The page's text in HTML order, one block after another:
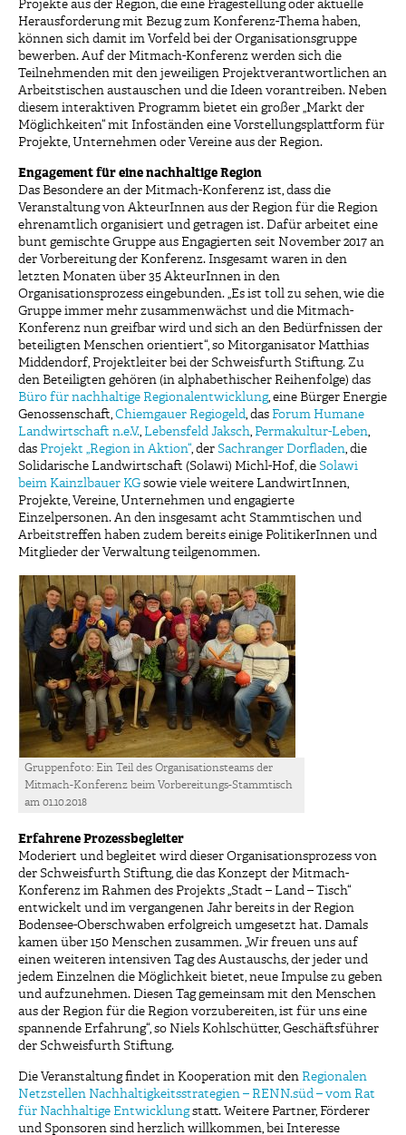
Projekte aus der Region, die eine Fragestellung oder aktuelle
Herausforderung mit Bezug zum Konferenz-Thema haben,
können sich damit im Vorfeld bei der Organisationsgruppe
bewerben. Auf der Mitmach-Konferenz werden sich die
Teilnehmenden mit den jeweiligen Projektverantwortlichen an
Arbeitstischen austauschen und die Ideen vorantreiben. Neben
diesem interaktiven Programm bietet ein großer „Markt der
Möglichkeiten“ mit Infoständen eine Vorstellungsplattform für
Projekte, Unternehmen oder Vereine aus der Region.
Engagement für eine nachhaltige Region
Das Besondere an der Mitmach-Konferenz ist, dass die
Veranstaltung von AkteurInnen aus der Region für die Region
ehrenamtlich organisiert und getragen ist. Dafür arbeitet eine
bunt gemischte Gruppe aus Engagierten seit November 2017 an
der Vorbereitung der Konferenz. Insgesamt waren in den
letzten Monaten über 35 AkteurInnen in den
Organisationsprozess eingebunden. „Es ist toll zu sehen, wie die
Gruppe immer mehr zusammenwächst und die Mitmach-
Konferenz nun greifbar wird und sich an den Bedürfnissen der
beteiligten Menschen orientiert“, so Mitorganisator Matthias
Middendorf, Projektleiter bei der Schweisfurth Stiftung. Zu
den Beteiligten gehören (in alphabethischer Reihenfolge) das
Büro für nachhaltige Regionalentwicklung, eine Bürger Energie
Genossenschaft, Chiemgauer Regiogeld , das Forum Humane
Landwirtschaft n.e.V. Lebensfeld Jaksch Permakultur-Leben
das Projekt „Region in Aktion“ , der Sachranger Dorfladen , die
Solidarische Landwirtschaft (Solawi) Michl-Hof, die Solawi
beim Kainzlbauer KG sowie viele weitere LandwirtInnen,
Projekte, Vereine, Unternehmen und engagierte
Einzelpersonen. An den insgesamt acht Stammtischen und
Arbeitstreffen haben zudem bereits einige PolitikerInnen und
Mitglieder der Verwaltung teilgenommen.
Gruppenfoto: Ein Teil des Organisationsteams der
Mitmach-Konferenz beim Vorbereitungs-Stammtisch
am 01.10.2018
Erfahrene Prozessbegleiter
Moderiert und begleitet wird dieser Organisationsprozess von
der Schweisfurth Stiftung, die das Konzept der Mitmach-
Konferenz im Rahmen des Projekts „Stadt – Land – Tisch“
entwickelt und im vergangenen Jahr bereits in der Region
Bodensee-Oberschwaben erfolgreich umgesetzt hat. Damals
kamen über 150 Menschen zusammen. „Wir freuen uns auf
einen weiteren intensiven Tag des Austauschs, der jeder und
jedem Einzelnen die Möglichkeit bietet, neue Impulse zu geben
und aufzunehmen. Diesen Tag gemeinsam mit den Menschen
aus der Region für die Region vorzubereiten, ist für uns eine
spannende Erfahrung“, so Niels Kohlschütter, Geschäftsführer
der Schweisfurth Stiftung.
Die Veranstaltung findet in Kooperation mit den Regionalen
Netzstellen Nachhaltigkeitsstrategien – RENN.süd – vom Rat
für Nachhaltige Entwicklungstatt. Weitere Partner, Förderer
und Sponsoren sind herzlich willkommen, bei Interesse